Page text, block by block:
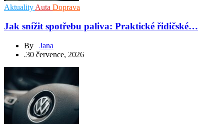
Aktuality Auta Doprava
Jak snížit spotřebu paliva: Praktické řidičské…
By Jana
.30 července, 2026